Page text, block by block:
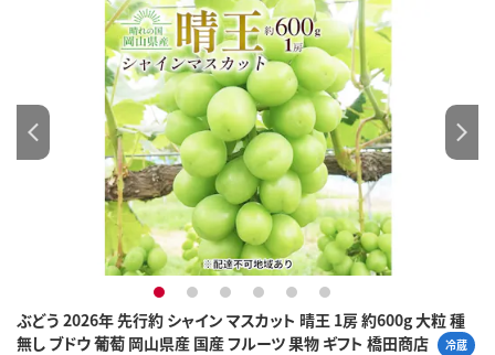
ぶどう 2026年 先行約 シャイン マスカット 晴王 1房 約600g 大粒 種
無し ブドウ 葡萄 岡山県産 国産 フルーツ 果物 ギフト 橋田商店
冷蔵
1 2 3 4 5 6